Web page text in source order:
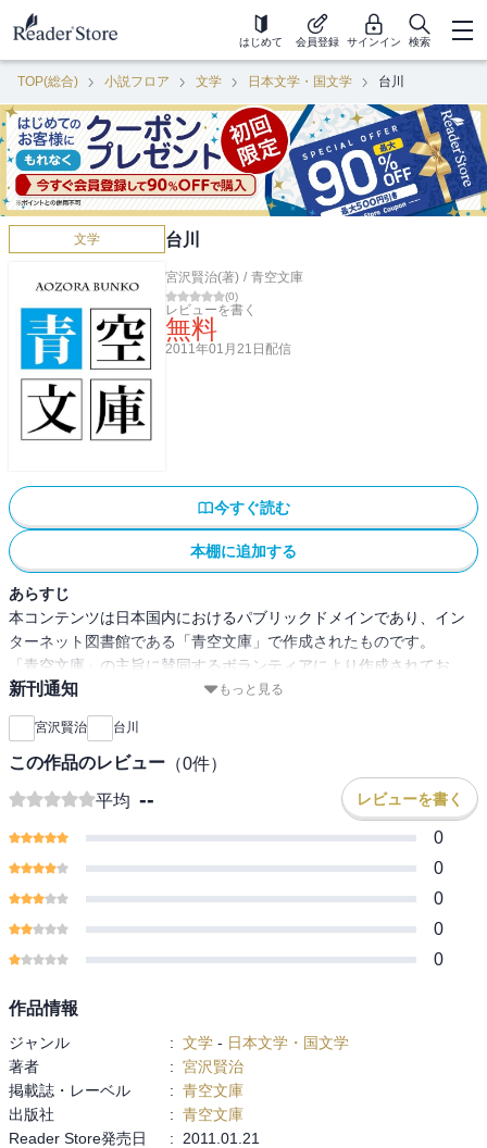
はじめて 会員登録 サインイン 検索
TOP(総合) 小説フロア 文学 日本文学・国文学 台川
文学 台川
宮沢賢治(著) / 青空文庫
(0)
レビューを書く
無料
2011年01月21日 配信
今すぐ読む
本棚に追加する
あらすじ
本コンテンツは日本国内におけるパブリックドメインであり、イン
ターネット図書館である「青空文庫」で作成されたものです。
「青空文庫」の主旨に賛同するボランティアにより作成されてお
り、注釈等が追記されている場合があります。
もっと見る
新刊通知
宮沢賢治 台川
この作品のレビュー （0件）
平均 -- レビューを書く
0
0
0
0
0
作品情報
ジャンル : 文学 - 日本文学・国文学
著者
: 宮沢賢治
掲載誌・レーベル
: 青空文庫
出版社
: 青空文庫
Reader Store発売日
:
2011.01.21